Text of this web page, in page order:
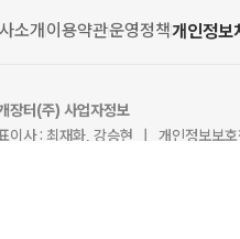
소개이용약관운영정책개인정보
장터(주) 사업자정보
이사 : 최재화, 강승현 | 개인정보보호